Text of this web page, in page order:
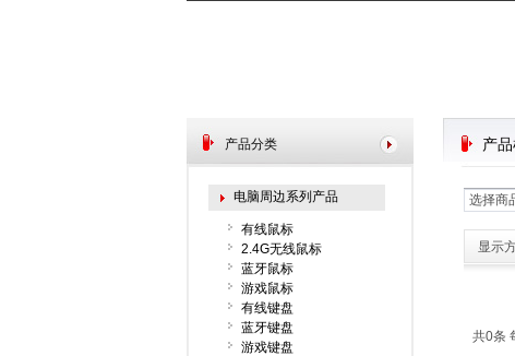
显示
共0条
产
产品分类
电脑周边系列产品
有线鼠标
2.4G无线鼠标
蓝牙鼠标
游戏鼠标
有线键盘
蓝牙键盘
游戏键盘
选择商